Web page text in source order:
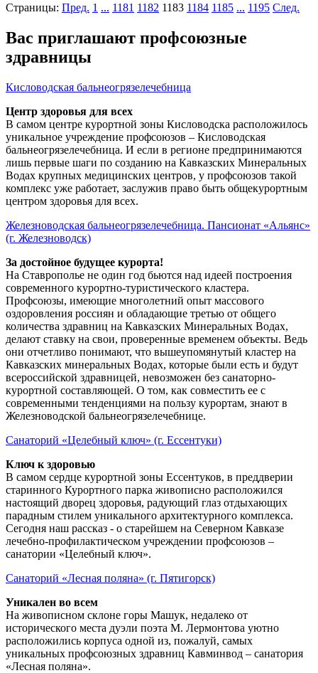
Страницы: Пред. 1 ... 1181 1182 1183 1184 1185 ... 1195 След.
Вас приглашают профсоюзные
здравницы
Кисловодская бальнеогрязелечебница
Центр здоровья для всех
В самом центре курортной зоны Кисловодска расположилось
уникальное учреждение профсоюзов – Кисловодская
бальнеогрязелечебница. И если в регионе предпринимаются
лишь первые шаги по созданию на Кавказских Минеральных
Водах крупных медицинских центров, у профсоюзов такой
комплекс уже работает, заслужив право быть общекурортным
центром здоровья для всех.
Железноводская бальнеогрязелечебница. Пансионат «Альянс»
(г. Железноводск)
За достойное будущее курорта!
На Ставрополье не один год бьются над идеей построения
современного курортно-туристического кластера.
Профсоюзы, имеющие многолетний опыт массового
оздоровления россиян и обладающие третью от общего
количества здравниц на Кавказских Минеральных Водах,
делают ставку на свои, проверенные временем объекты. Ведь
они отчетливо понимают, что вышеупомянутый кластер на
Кавказских минеральных Водах, которые были есть и будут
всероссийской здравницей, невозможен без санаторно-
курортной составляющей. О том, как совместить ее с
современными тенденциями на пользу курортам, знают в
Железноводской бальнеогрязелечебнице.
Санаторий «Целебный ключ» (г. Ессентуки)
Ключ к здоровью
В самом сердце курортной зоны Ессентуков, в преддверии
старинного Курортного парка живописно расположился
настоящий дворец здоровья, радующий глаз отдыхающих
парадным стилем уникального архитектурного комплекса.
Сегодня наш рассказ - о старейшем на Северном Кавказе
лечебно-профилактическом учреждении профсоюзов –
санатории «Целебный ключ».
Санаторий «Лесная поляна» (г. Пятигорск)
Уникален во всем
На живописном склоне горы Машук, недалеко от
исторического места дуэли поэта М. Лермонтова уютно
расположились корпуса одной из, пожалуй, самых
уникальных профсоюзных здравниц Кавминвод – санатория
«Лесная поляна».